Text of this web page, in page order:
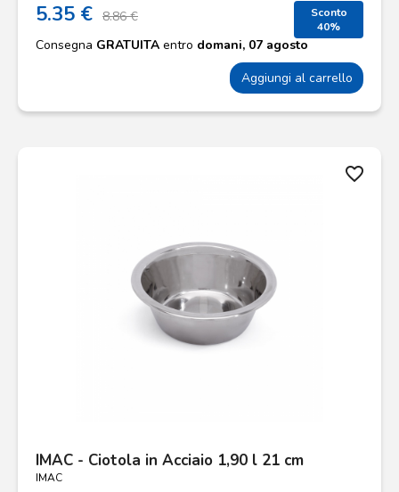
5.35 € 8.86 €
Sconto
40%
Consegna GRATUITA entro domani, 07 agosto
Aggiungi al carrello
favorite_border
IMAC - Ciotola in Acciaio 1,90 l 21 cm
IMAC